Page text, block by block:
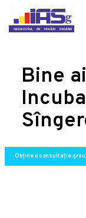
Bine
Obține o consultație